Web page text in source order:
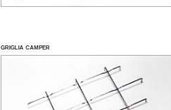
griglia camper